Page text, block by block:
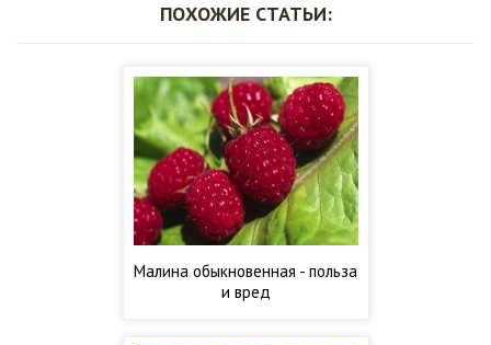
ПОХОЖИЕ СТАТЬИ:
Малина обыкновенная - польза
и вред